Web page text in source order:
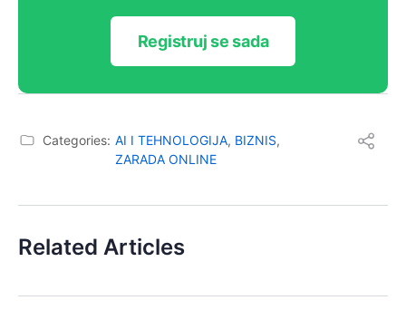
Registruj se sada
Categories: AI I TEHNOLOGIJA, BIZNIS,
ZARADA ONLINE
Related Articles